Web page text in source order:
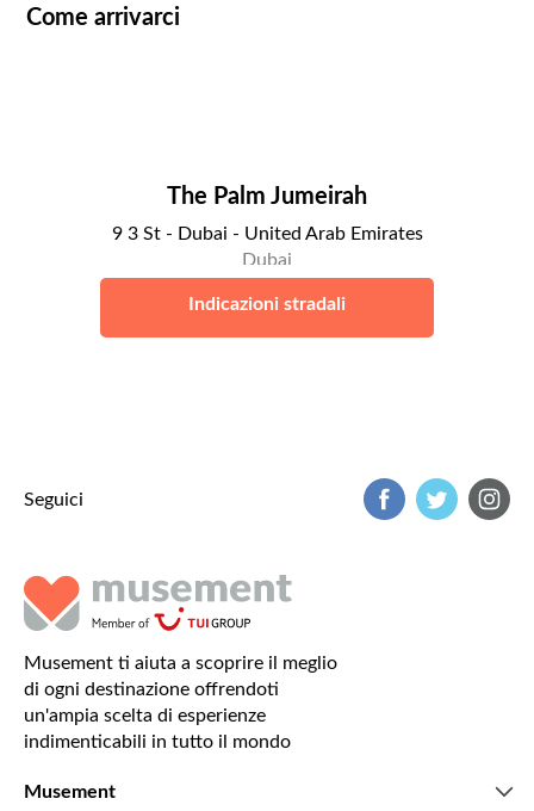
Come arrivarci
The Palm Jumeirah
9 3 St - Dubai - United Arab Emirates
Dubai
Indicazioni stradali
Seguici
Musement ti aiuta a scoprire il meglio
di ogni destinazione offrendoti
un'ampia scelta di esperienze
indimenticabili in tutto il mondo
Musement